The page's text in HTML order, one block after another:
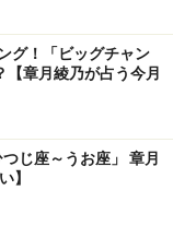
グ！「ビッグチャン
章月綾乃が占う今月
じ座～うお座」 章月
】